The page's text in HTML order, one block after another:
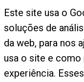
Este site usa o
soluções de
da web, para nos
usa o site e
experiência.